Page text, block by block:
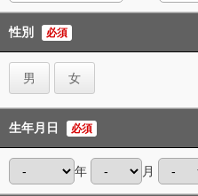
性別 必須
男 女
生年月日 必須
年 月